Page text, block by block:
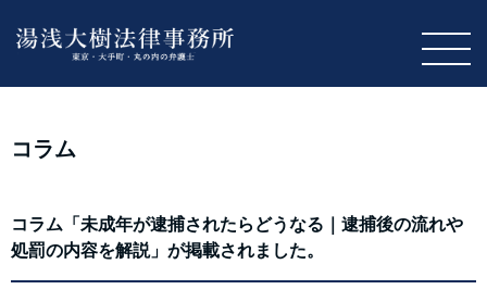
コラム
コラム「未成年が逮捕されたらどうなる｜逮捕後の流れや
処罰の内容を解説」が掲載されました。